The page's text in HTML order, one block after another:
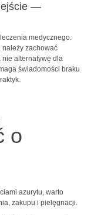
—
medycznego.
należy zachować
nie alternatywę dla
świadomości braku
o
azurytu, warto
zakupu i pielęgnacji.